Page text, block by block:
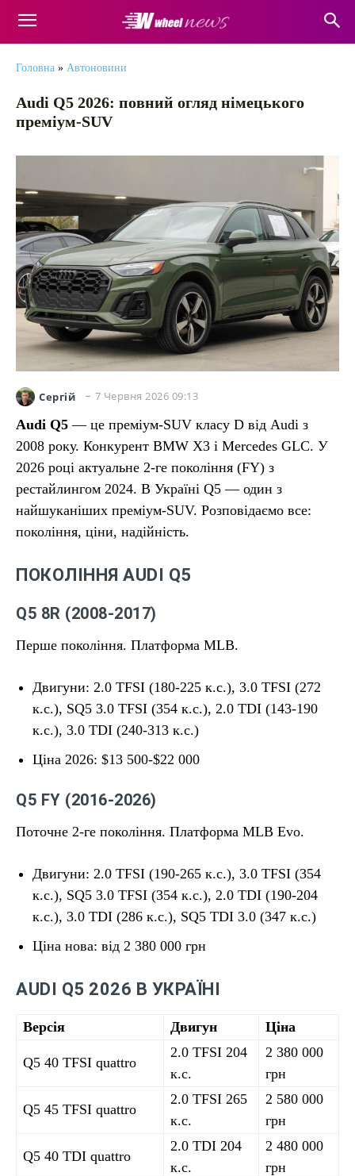
Головна » Автоновини
Audi Q5 2026: повний огляд німецького
преміум-SUV
Сергій 7 Червня 2026 09:13
Audi Q5 — це преміум-SUV класу D від Audi з
2008 року. Конкурент BMW X3 і Mercedes GLC. У
2026 році актуальне 2-ге покоління (FY) з
рестайлингом 2024. В Україні Q5 — один з
найшуканіших преміум-SUV. Розповідаємо все:
покоління, ціни, надійність.
ПОКОЛІННЯ AUDI Q5
Q5 8R (2008-2017)
Перше покоління. Платформа MLB.
Двигуни: 2.0 TFSI (180-225 к.с.), 3.0 TFSI (272
к.с.), SQ5 3.0 TFSI (354 к.с.), 2.0 TDI (143-190
к.с.), 3.0 TDI (240-313 к.с.)
Ціна 2026: $13 500-$22 000
Q5 FY (2016-2026)
Поточне 2-ге покоління. Платформа MLB Evo.
Двигуни: 2.0 TFSI (190-265 к.с.), 3.0 TFSI (354
к.с.), SQ5 3.0 TFSI (354 к.с.), 2.0 TDI (190-204
к.с.), 3.0 TDI (286 к.с.), SQ5 TDI 3.0 (347 к.с.)
Ціна нова: від 2 380 000 грн
AUDI Q5 2026 В УКРАЇНІ
Версія Двигун Ціна
Q5 40 TFSI quattro
2.0 TFSI 204
к.с.
2 380 000
грн
Q5 45 TFSI quattro
2.0 TFSI 265
к.с.
2 580 000
грн
Q5 40 TDI quattro
2.0 TDI 204
к.с.
2 480 000
грн